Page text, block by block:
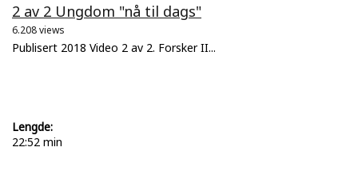
2 av 2 Ungdom "nå til dags"
6.208 views
Publisert 2018 Video 2 av 2. Forsker II...
Lengde:
22:52 min